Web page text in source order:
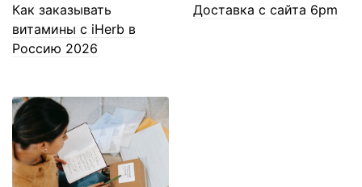
Как заказывать
витамины с iHerb в
Россию 2026
Доставка с сайта 6pm